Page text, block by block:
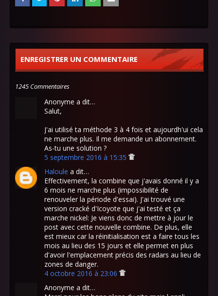
ENREGISTRER UN COMMENTAIRE
1245 Commentaires
Anonyme a dit…
Salut,
J'ai utilisé ta méthode 3 à 4 fois et aujourdh'ui cela
ne marche plus. Il me demande un abonnement.
As-tu une solution ?
5 septembre 2016 à 15:35
Haloule a dit…
Effectivement, la combine que j'avais donné il y a
6 mois ne marche plus (impossibilité de
renouveler la période d'essai). J'ai trouvé une
version cracké d'Icoyote que j'ai testé et ça
marche nickel: Je viens donc de mettre à jour le
post avec cette nouvelle combine. De plus, elle
est mieux car la réinitialisation est a faire tous les
mois au lieu des 15 jours et elle permet en plus
d'avoir l'emplacement précis des radars au lieu de
zones de danger.
4 octobre 2016 à 23:06
Anonyme a dit…